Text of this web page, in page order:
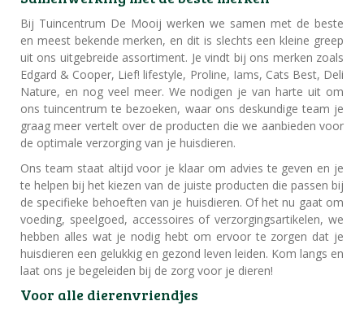
Bij Tuincentrum De Mooij werken we samen met de beste
en meest bekende merken, en dit is slechts een kleine greep
uit ons uitgebreide assortiment. Je vindt bij ons merken zoals
Edgard & Cooper, Lief! lifestyle, Proline, Iams, Cats Best, Deli
Nature, en nog veel meer. We nodigen je van harte uit om
ons tuincentrum te bezoeken, waar ons deskundige team je
graag meer vertelt over de producten die we aanbieden voor
de optimale verzorging van je huisdieren.
Ons team staat altijd voor je klaar om advies te geven en je
te helpen bij het kiezen van de juiste producten die passen bij
de specifieke behoeften van je huisdieren. Of het nu gaat om
voeding, speelgoed, accessoires of verzorgingsartikelen, we
hebben alles wat je nodig hebt om ervoor te zorgen dat je
huisdieren een gelukkig en gezond leven leiden. Kom langs en
laat ons je begeleiden bij de zorg voor je dieren!
Voor alle dierenvriendjes